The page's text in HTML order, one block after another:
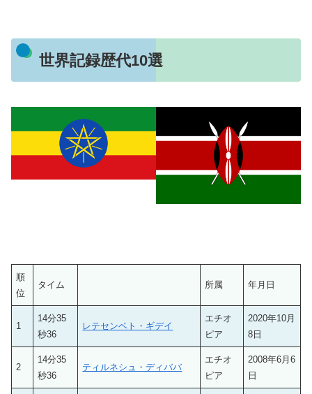
世界記録歴代10選
順
位
タイム 所属 年月日
1
14分35
秒36
レテセンベト・ギデイ
エチオ
ピア
2020年10月
8日
2
14分35
秒36
ティルネシュ・ディババ
エチオ
ピア
2008年6月6
日